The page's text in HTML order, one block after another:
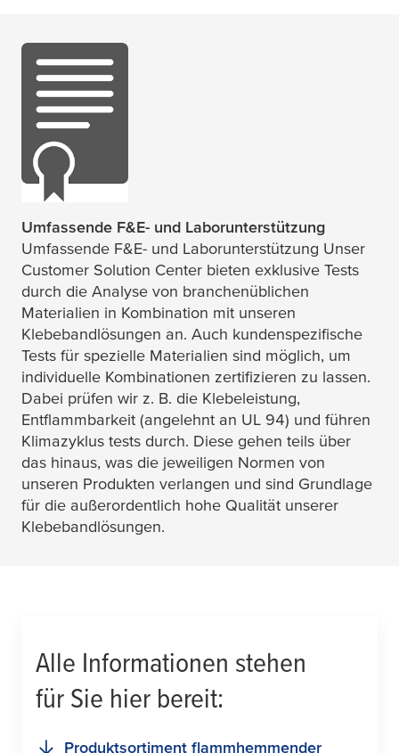
Umfassende F&E- und Laborunterstützung
Umfassende F&E- und Laborunterstützung Unser
Customer Solution Center bieten exklusive Tests
durch die Analyse von branchenüblichen
Materialien in Kombination mit unseren
Klebebandlösungen an. Auch kundenspezifische
Tests für spezielle Materialien sind möglich, um
individuelle Kombinationen zertifizieren zu lassen.
Dabei prüfen wir z. B. die Klebeleistung,
Entflammbarkeit (angelehnt an UL 94) und führen
Klimazyklus tests durch. Diese gehen teils über
das hinaus, was die jeweiligen Normen von
unseren Produkten verlangen und sind Grundlage
für die außerordentlich hohe Qualität unserer
Klebebandlösungen.
Alle Informationen stehen
für Sie hier bereit:
Produktsortiment flammhemmender